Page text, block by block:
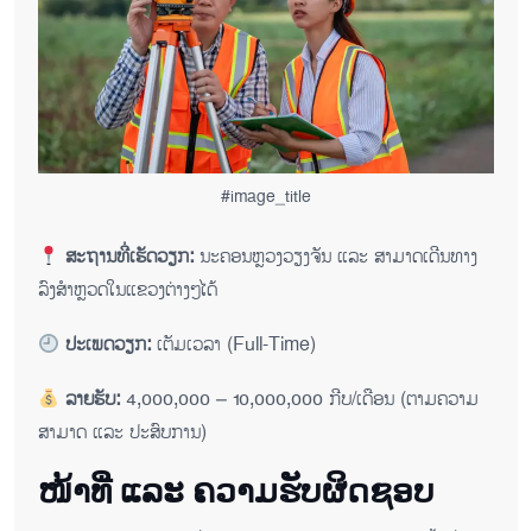
#image_title
ສະຖານທີ່ເຮັດວຽກ: ນະຄອນຫຼວງວຽງຈັນ ແລະ ສາມາດເດີນທາງ
ລົງສຳຫຼວດໃນແຂວງຕ່າງໆໄດ້
ປະເພດວຽກ: ເຕັມເວລາ (Full-Time)
ລາຍຮັບ: 4,000,000 – 10,000,000 ກີບ/ເດືອນ (ຕາມຄວາມ
ສາມາດ ແລະ ປະສົບການ)
ໜ້າທີ່ ແລະ ຄວາມຮັບຜິດຊອບ